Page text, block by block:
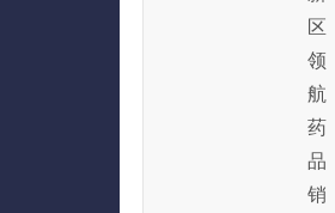
区
领
航
药
品
销